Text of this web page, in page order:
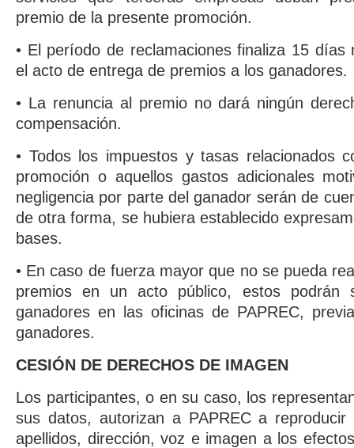
premio de la presente promoción.
• El período de reclamaciones finaliza 15 días
el acto de entrega de premios a los ganadores.
• La renuncia al premio no dará ningún
compensación.
• Todos los impuestos y tasas relacionados
promoción o aquellos gastos adicionales
negligencia por parte del ganador serán de
de otra forma, se hubiera establecido
bases.
• En caso de fuerza mayor que no se pueda
premios en un acto público, estos podrán
ganadores en las oficinas de PAPREC,
ganadores.
CESIÓN DE DERECHOS DE IMAGEN
Los participantes, o en su caso, los
sus datos, autorizan a PAPREC a
apellidos, dirección, voz e imagen a los